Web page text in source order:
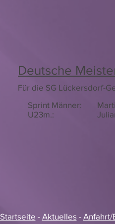
Deutsche
Für die SG Lückersdorf-
Sprint Männer:
U23m.:
Startseite - Aktuelles - Anfahrt/